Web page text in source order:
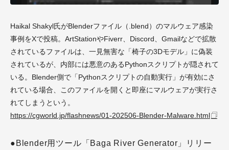
Haikal Shakyl氏がBlenderファイル（.blend）のマルウェア感染
事例をXで投稿。ArtStationやFiverr、Discord、Gmailなどで拡散
されているファイルは、一見無害な「椅子の3Dモデル」に偽装
されているが、内部には悪意のあるPythonスクリプトが隠されて
いる。Blender側で「Pythonスクリプトの自動実行」が有効にさ
れている場合、このファイルを開くと即座にマルウェアが実行さ
れてしまうという。
https://cgworld.jp/flashnews/01-202506-Blender-Malware.html
●Blender用ツール「Baga River Generator」リリー